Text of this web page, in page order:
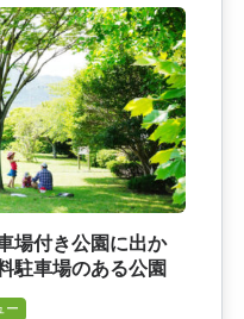
場付き公園に出か
駐車場のある公園
]
ー